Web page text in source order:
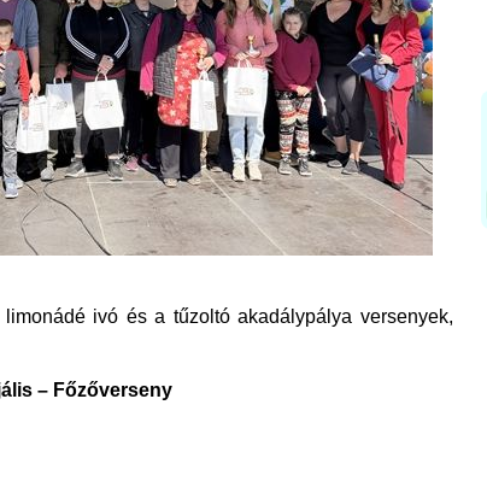
ivó és a tűzoltó akadálypálya versenyek,
– Főzőverseny